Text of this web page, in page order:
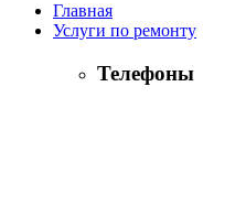
Главная
Услуги по ремонту
Телефоны